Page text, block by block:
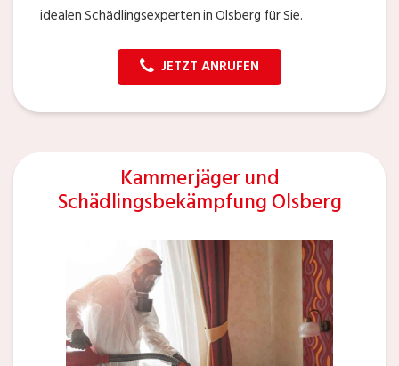
idealen Schädlingsexperten in Olsberg für Sie.
JETZT ANRUFEN
Kammerjäger und
Schädlingsbekämpfung Olsberg